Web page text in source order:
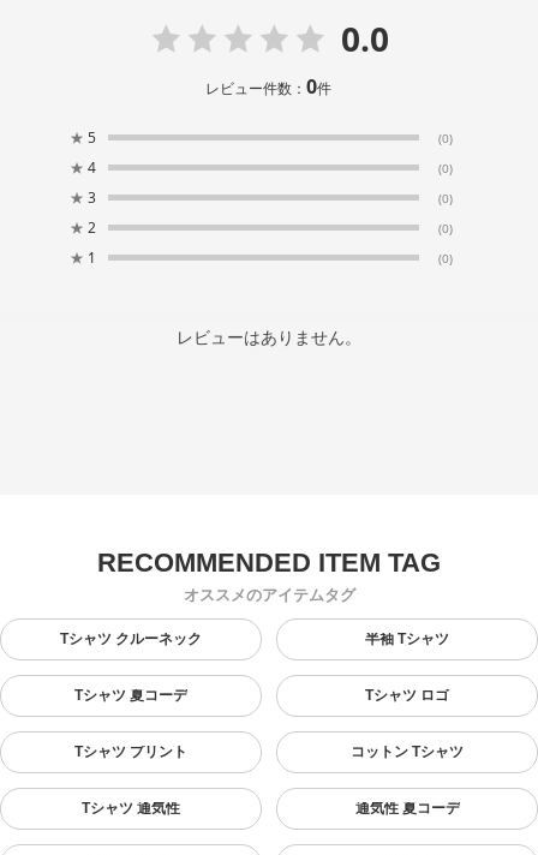
0.0
レビュー件数：0件
★ 5 (0)
★ 4 (0)
★ 3 (0)
★ 2 (0)
★ 1 (0)
レビューはありません。
オススメのアイテムタグ
Tシャツ クルーネック 半袖 Tシャツ
Tシャツ 夏コーデ Tシャツ ロゴ
Tシャツ プリント コットン Tシャツ
Tシャツ 通気性 通気性 夏コーデ